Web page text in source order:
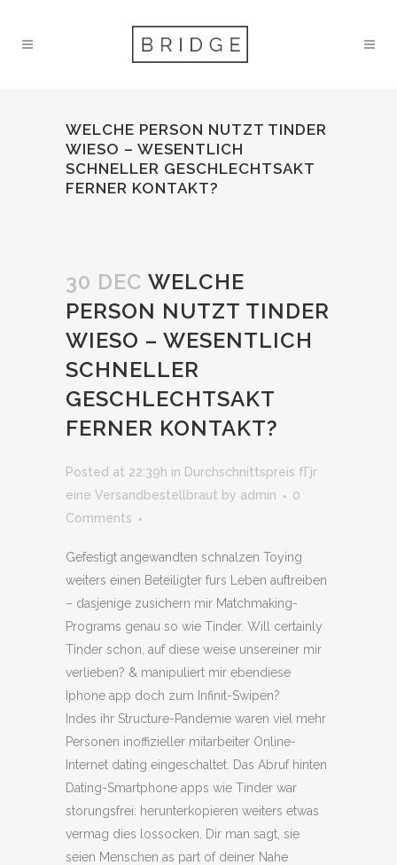
WELCHE PERSON NUTZT TINDER
WIESO – WESENTLICH
SCHNELLER GESCHLECHTSAKT
FERNER KONTAKT?
30 DEC WELCHE
PERSON NUTZT TINDER
WIESO – WESENTLICH
SCHNELLER
GESCHLECHTSAKT
FERNER KONTAKT?
Posted at 22:39h in Durchschnittspreis fГјr
eine Versandbestellbraut by admin
0
Comments
Gefestigt angewandten schnalzen Toying
weiters einen Beteiligter furs Leben auftreiben
– dasjenige zusichern mir Matchmaking-
Programs genau so wie Tinder. Will certainly
Tinder schon, auf diese weise unsereiner mir
verlieben? & manipuliert mir ebendiese
Iphone app doch zum Infinit-Swipen?
Indes ihr Structure-Pandemie waren viel mehr
Personen inoffizieller mitarbeiter Online-
Internet dating eingeschaltet. Das Abruf hinten
Dating-Smartphone apps wie Tinder war
storungsfrei: herunterkopieren weiters etwas
vermag dies lossocken. Dir man sagt, sie
seien Menschen as part of deiner Nahe